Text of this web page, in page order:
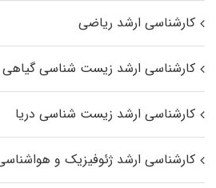
کارشناسی ارشد ریاضی
کارشناسی ارشد زیست‌ شناسی گیاهی
کارشناسی ارشد زیست‌ شناسی دریا
کارشناسی ارشد ژئوفیزیک و